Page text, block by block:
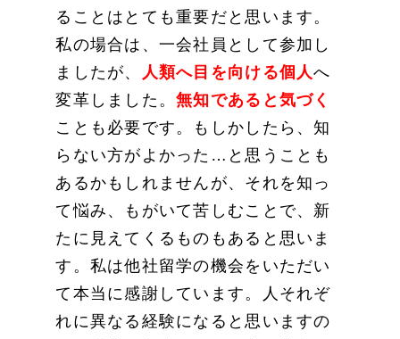
ることはとても重要だと思います。
私の場合は、一会社員として参加し
ましたが、
人類へ目を向ける個人へ
変革しました。無知であると気づく
ことも必要です。もしかしたら、知
らない方がよかった…と思うことも
あるかもしれませんが、それを知っ
て悩み、もがいて苦しむことで、新
たに見えてくるものもあると思いま
す。私は他社留学の機会をいただい
て本当に感謝しています。人それぞ
れに異なる経験になると思いますの